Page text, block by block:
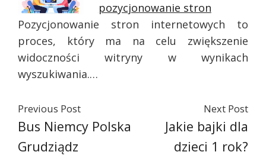
pozycjonowanie stron
Pozycjonowanie stron internetowych to
proces, który ma na celu zwiększenie
widoczności witryny w wynikach
wyszukiwania.…
Previous Post
Bus Niemcy Polska
Grudziądz
Next Post
Jakie bajki dla
dzieci 1 rok?